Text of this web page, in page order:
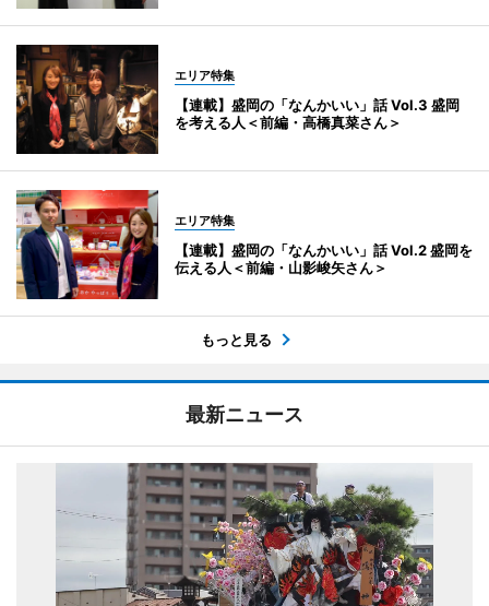
エリア特集
【連載】盛岡の「なんかいい」話 Vol.3 盛岡
を考える人＜前編・高橋真菜さん＞
エリア特集
【連載】盛岡の「なんかいい」話 Vol.2 盛岡を
伝える人＜前編・山影峻矢さん＞
もっと見る
最新ニュース